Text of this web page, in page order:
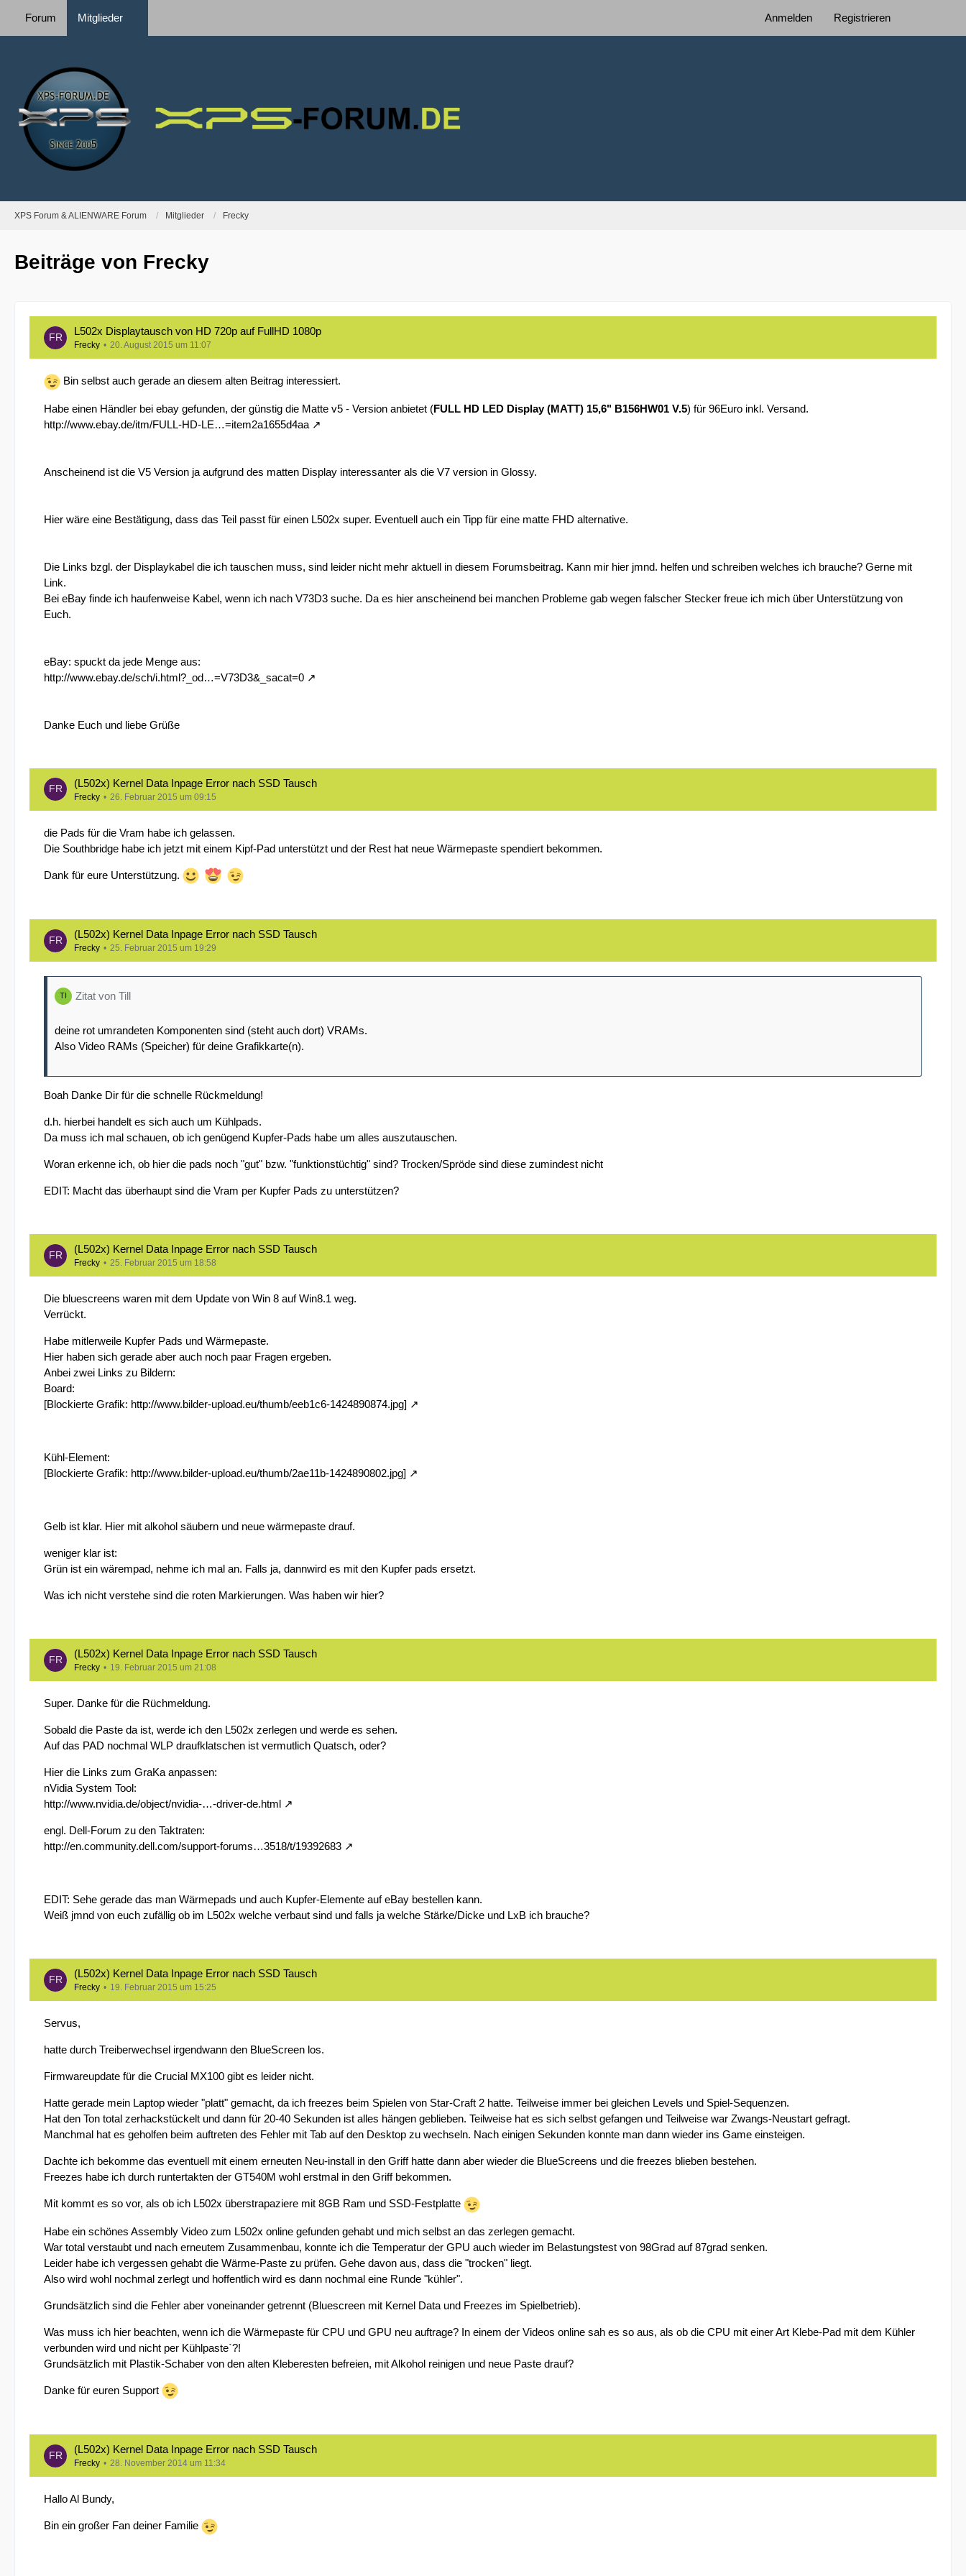
Forum Mitglieder Anmelden Registrieren
XPS Forum & ALIENWARE Forum Mitglieder Frecky
Beiträge von Frecky
L502x Displaytausch von HD 720p auf FullHD 1080p
Frecky 20. August 2015 um 11:07
Bin selbst auch gerade an diesem alten Beitrag interessiert.
Habe einen Händler bei ebay gefunden, der günstig die Matte v5 - Version anbietet (FULL HD LED Display (MATT) 15,6" B156HW01 V.5) für 96Euro inkl. Versand.
http://www.ebay.de/itm/FULL-HD-LE…=item2a1655d4aa
Anscheinend ist die V5 Version ja aufgrund des matten Display interessanter als die V7 version in Glossy.
Hier wäre eine Bestätigung, dass das Teil passt für einen L502x super. Eventuell auch ein Tipp für eine matte FHD alternative.
Die Links bzgl. der Displaykabel die ich tauschen muss, sind leider nicht mehr aktuell in diesem Forumsbeitrag. Kann mir hier jmnd. helfen und schreiben welches ich brauche? Gerne mit
Link.
Bei eBay finde ich haufenweise Kabel, wenn ich nach V73D3 suche. Da es hier anscheinend bei manchen Probleme gab wegen falscher Stecker freue ich mich über Unterstützung von
Euch.
eBay: spuckt da jede Menge aus:
http://www.ebay.de/sch/i.html?_od…=V73D3&_sacat=0
Danke Euch und liebe Grüße
(L502x) Kernel Data Inpage Error nach SSD Tausch
Frecky 26. Februar 2015 um 09:15
die Pads für die Vram habe ich gelassen.
Die Southbridge habe ich jetzt mit einem Kipf-Pad unterstützt und der Rest hat neue Wärmepaste spendiert bekommen.
Dank für eure Unterstützung.
(L502x) Kernel Data Inpage Error nach SSD Tausch
Frecky 25. Februar 2015 um 19:29
Zitat von Till
deine rot umrandeten Komponenten sind (steht auch dort) VRAMs.
Also Video RAMs (Speicher) für deine Grafikkarte(n).
Boah Danke Dir für die schnelle Rückmeldung!
d.h. hierbei handelt es sich auch um Kühlpads.
Da muss ich mal schauen, ob ich genügend Kupfer-Pads habe um alles auszutauschen.
Woran erkenne ich, ob hier die pads noch "gut" bzw. "funktionstüchtig" sind? Trocken/Spröde sind diese zumindest nicht
EDIT: Macht das überhaupt sind die Vram per Kupfer Pads zu unterstützen?
(L502x) Kernel Data Inpage Error nach SSD Tausch
Frecky 25. Februar 2015 um 18:58
Die bluescreens waren mit dem Update von Win 8 auf Win8.1 weg.
Verrückt.
Habe mitlerweile Kupfer Pads und Wärmepaste.
Hier haben sich gerade aber auch noch paar Fragen ergeben.
Anbei zwei Links zu Bildern:
Board:
[Blockierte Grafik: http://www.bilder-upload.eu/thumb/eeb1c6-1424890874.jpg]
Kühl-Element:
[Blockierte Grafik: http://www.bilder-upload.eu/thumb/2ae11b-1424890802.jpg]
Gelb ist klar. Hier mit alkohol säubern und neue wärmepaste drauf.
weniger klar ist:
Grün ist ein wärempad, nehme ich mal an. Falls ja, dannwird es mit den Kupfer pads ersetzt.
Was ich nicht verstehe sind die roten Markierungen. Was haben wir hier?
(L502x) Kernel Data Inpage Error nach SSD Tausch
Frecky 19. Februar 2015 um 21:08
Super. Danke für die Rüchmeldung.
Sobald die Paste da ist, werde ich den L502x zerlegen und werde es sehen.
Auf das PAD nochmal WLP draufklatschen ist vermutlich Quatsch, oder?
Hier die Links zum GraKa anpassen:
nVidia System Tool:
http://www.nvidia.de/object/nvidia-…-driver-de.html
engl. Dell-Forum zu den Taktraten:
http://en.community.dell.com/support-forums…3518/t/19392683
EDIT: Sehe gerade das man Wärmepads und auch Kupfer-Elemente auf eBay bestellen kann.
Weiß jmnd von euch zufällig ob im L502x welche verbaut sind und falls ja welche Stärke/Dicke und LxB ich brauche?
(L502x) Kernel Data Inpage Error nach SSD Tausch
Frecky 19. Februar 2015 um 15:25
Servus,
hatte durch Treiberwechsel irgendwann den BlueScreen los.
Firmwareupdate für die Crucial MX100 gibt es leider nicht.
Hatte gerade mein Laptop wieder "platt" gemacht, da ich freezes beim Spielen von Star-Craft 2 hatte. Teilweise immer bei gleichen Levels und Spiel-Sequenzen.
Hat den Ton total zerhackstückelt und dann für 20-40 Sekunden ist alles hängen geblieben. Teilweise hat es sich selbst gefangen und Teilweise war Zwangs-Neustart gefragt.
Manchmal hat es geholfen beim auftreten des Fehler mit Tab auf den Desktop zu wechseln. Nach einigen Sekunden konnte man dann wieder ins Game einsteigen.
Dachte ich bekomme das eventuell mit einem erneuten Neu-install in den Griff hatte dann aber wieder die BlueScreens und die freezes blieben bestehen.
Freezes habe ich durch runtertakten der GT540M wohl erstmal in den Griff bekommen.
Mit kommt es so vor, als ob ich L502x überstrapaziere mit 8GB Ram und SSD-Festplatte
Habe ein schönes Assembly Video zum L502x online gefunden gehabt und mich selbst an das zerlegen gemacht.
War total verstaubt und nach erneutem Zusammenbau, konnte ich die Temperatur der GPU auch wieder im Belastungstest von 98Grad auf 87grad senken.
Leider habe ich vergessen gehabt die Wärme-Paste zu prüfen. Gehe davon aus, dass die "trocken" liegt.
Also wird wohl nochmal zerlegt und hoffentlich wird es dann nochmal eine Runde "kühler".
Grundsätzlich sind die Fehler aber voneinander getrennt (Bluescreen mit Kernel Data und Freezes im Spielbetrieb).
Was muss ich hier beachten, wenn ich die Wärmepaste für CPU und GPU neu auftrage? In einem der Videos online sah es so aus, als ob die CPU mit einer Art Klebe-Pad mit dem Kühler
verbunden wird und nicht per Kühlpaste`?!
Grundsätzlich mit Plastik-Schaber von den alten Kleberesten befreien, mit Alkohol reinigen und neue Paste drauf?
Danke für euren Support
(L502x) Kernel Data Inpage Error nach SSD Tausch
Frecky 28. November 2014 um 11:34
Hallo Al Bundy,
Bin ein großer Fan deiner Familie